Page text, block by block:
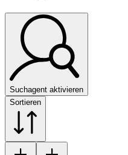
Suchagent aktivieren
Sortieren